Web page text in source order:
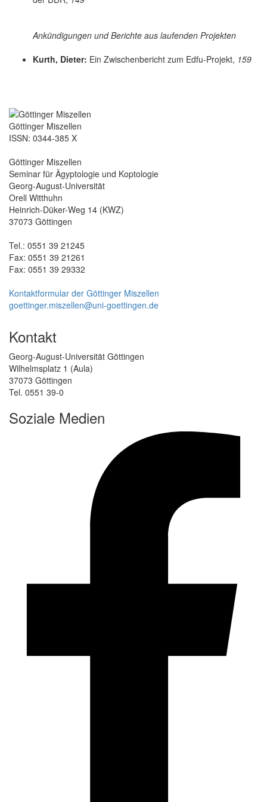
Ankündigungen und Berichte aus laufenden Projekten
Kurth, Dieter: Ein Zwischenbericht zum Edfu-Projekt, 159
Göttinger Miszellen
ISSN: 0344-385 X
Göttinger Miszellen
Seminar für Ägyptologie und Koptologie
Georg-August-Universität
Orell Witthuhn
Heinrich-Düker-Weg 14 (KWZ)
37073 Göttingen
Tel.: 0551 39 21245
Fax: 0551 39 21261
Fax: 0551 39 29332
Kontaktformular der Göttinger Miszellen
goettinger.miszellen@uni-goettingen.de
Kontakt
Georg-August-Universität Göttingen
Wilhelmsplatz 1 (Aula)
37073 Göttingen
Tel. 0551 39-0
Soziale Medien